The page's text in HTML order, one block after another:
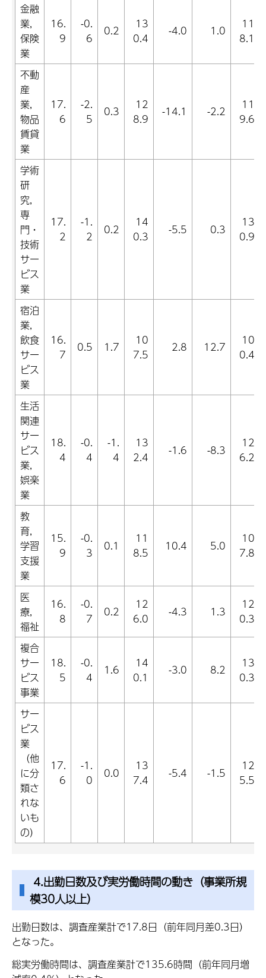
金融
業,
保険
業
16.
9
-0.
6
0.2
13
0.4
-4.0 1.0
11
8.1
不動
産
業,
物品
賃貸
業
17.
6
-2.
5
0.3
12
8.9
-14.1 -2.2
11
9.6
学術
研
究,
専
門・
技術
サー
ビス
業
17.
2
-1.
2
0.2
14
0.3
-5.5 0.3
13
0.9
宿泊
業,
飲食
サー
ビス
業
16.
7
0.5 1.7
10
7.5
2.8 12.7
10
0.4
生活
関連
サー
ビス
業,
娯楽
業
18.
4
-0.
4
-1.
4
13
2.4
-1.6 -8.3
12
6.2
教
育,
学習
支援
業
15.
9
-0.
3
0.1
11
8.5
10.4 5.0
10
7.8
医
療,
福祉
16.
8
-0.
7
0.2
12
6.0
-4.3 1.3
12
0.3
複合
サー
ビス
事業
18.
5
-0.
4
1.6
14
0.1
-3.0 8.2
13
0.3
サー
ビス
業
（他
に分
類さ
れな
いも
の）
17.
6
-1.
0
0.0
13
7.4
-5.4 -1.5
12
5.5
4.出勤日数及び実労働時間の動き（事業所規
模30人以上）
出勤日数は、調査産業計で17.8日（前年同月差0.3日）
となった。
総実労働時間は、調査産業計で135.6時間（前年同月増